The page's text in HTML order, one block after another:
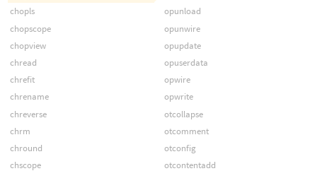
chopls
chopscope
chopview
chread
chrefit
chrename
chreverse
chrm
chround
chscope
opunload
opunwire
opupdate
opuserdata
opwire
opwrite
otcollapse
otcomment
otconfig
otcontentadd